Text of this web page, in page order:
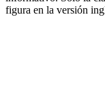
figura en la versión